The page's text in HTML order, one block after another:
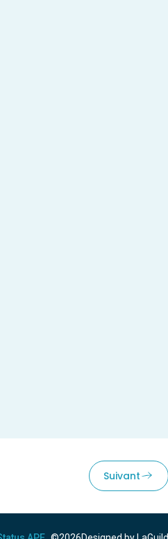
Suivant